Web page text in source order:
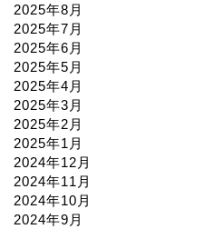
2025年8月
2025年7月
2025年6月
2025年5月
2025年4月
2025年3月
2025年2月
2025年1月
2024年12月
2024年11月
2024年10月
2024年9月